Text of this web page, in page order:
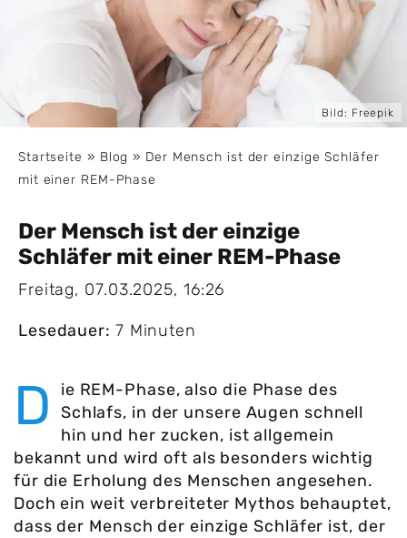
Bild: Freepik
Startseite » Blog » Der Mensch ist der einzige Schläfer
mit einer REM-Phase
Der Mensch ist der einzige
Schläfer mit einer REM-Phase
Freitag, 07.03.2025, 16:26
Lesedauer: 7 Minuten
D
ie REM-Phase, also die Phase des
Schlafs, in der unsere Augen schnell
hin und her zucken, ist allgemein
bekannt und wird oft als besonders wichtig
für die Erholung des Menschen angesehen.
Doch ein weit verbreiteter Mythos behauptet,
dass der Mensch der einzige Schläfer ist, der